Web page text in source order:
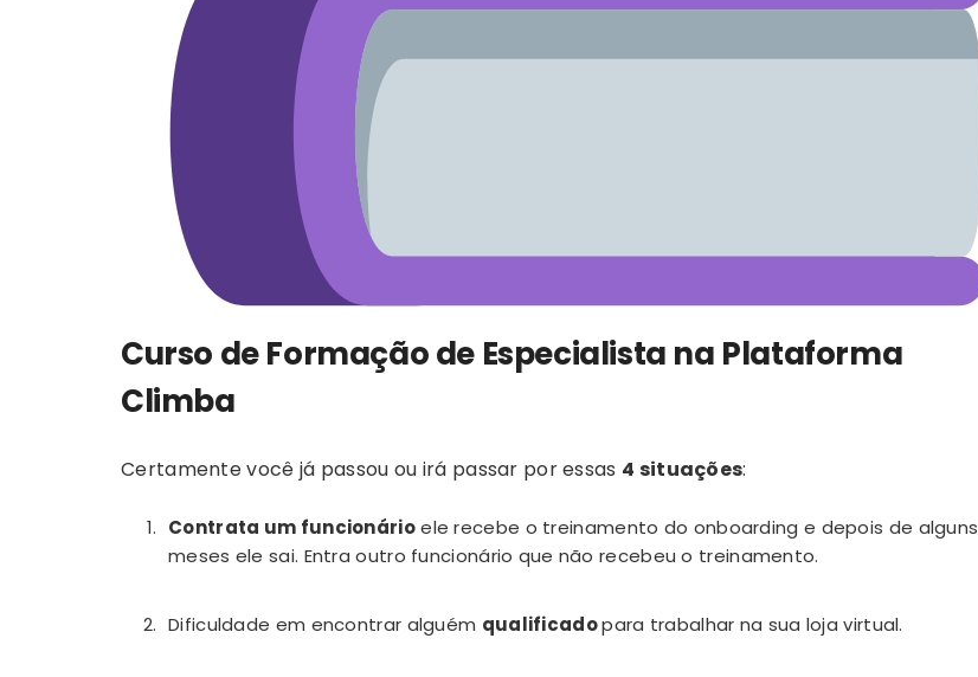
Curso de Formação de Especialista na Plataforma
Climba
Certamente você já passou ou irá passar por essas 4 situações:
Contrata um funcionárioele recebe o treinamento do onboarding e depois de alguns
meses ele sai. Entra outro funcionário que não recebeu o treinamento.
Dificuldade em encontrar alguém qualificadopara trabalhar na sua loja virtual.